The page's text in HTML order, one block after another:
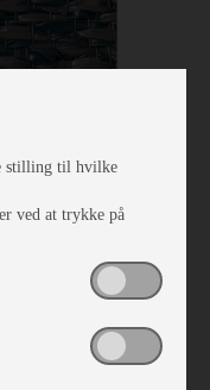
kr 1.461,-
stilling til hvilke
ved at trykke på